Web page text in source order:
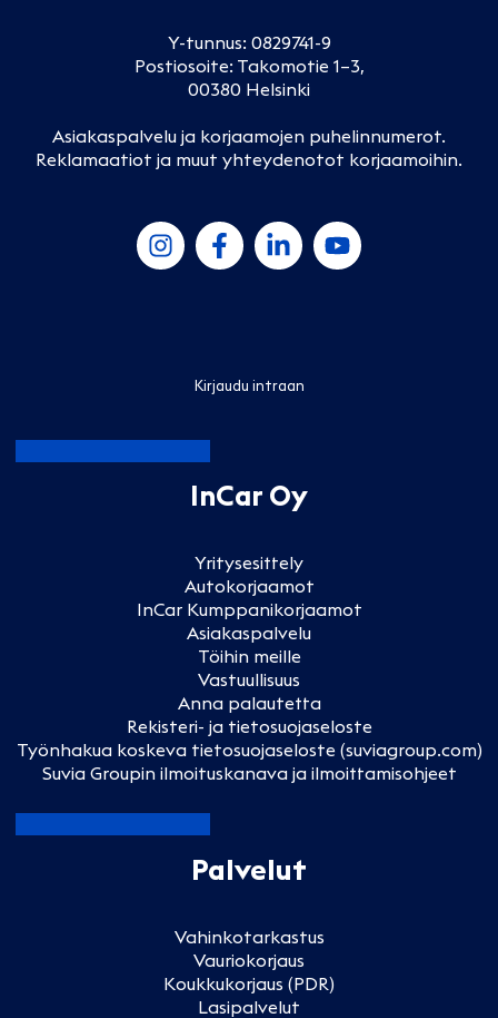
Y-tunnus: 0829741-9
Postiosoite: Takomotie 1–3,
00380 Helsinki
Asiakaspalvelu ja korjaamojen puhelinnumerot.
Reklamaatiot ja muut yhteydenotot korjaamoihin.
Kirjaudu intraan
InCar Oy
Yritysesittely
Autokorjaamot
InCar Kumppanikorjaamot
Asiakaspalvelu
Töihin meille
Vastuullisuus
Anna palautetta
Rekisteri- ja tietosuojaseloste
Työnhakua koskeva tietosuojaseloste (suviagroup.com)
Suvia Groupin ilmoituskanava ja ilmoittamisohjeet
Palvelut
Vahinkotarkastus
Vauriokorjaus
Koukkukorjaus (PDR)
Lasipalvelut